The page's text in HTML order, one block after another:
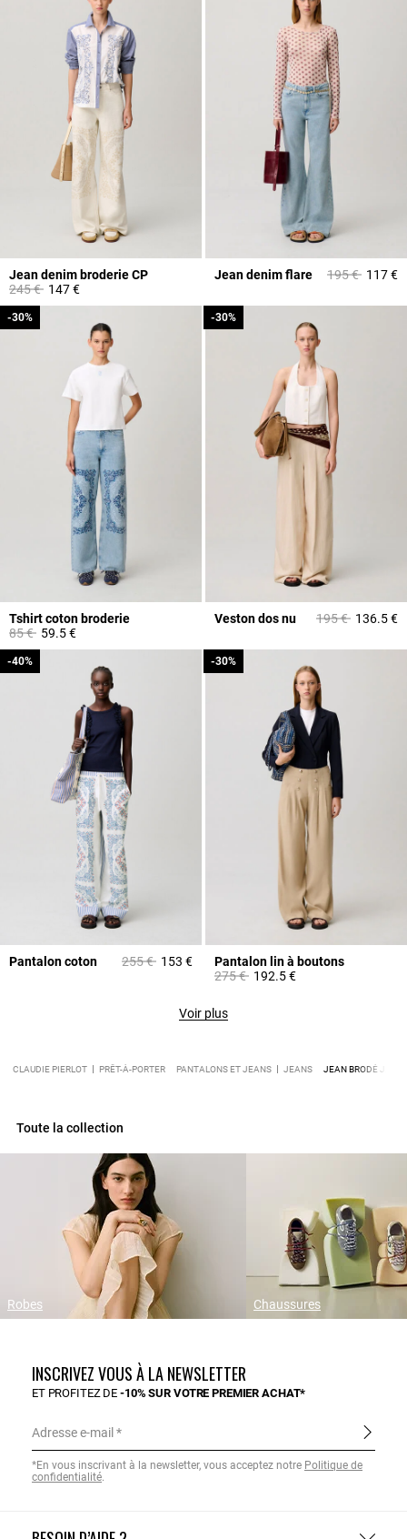
Jean denim broderie CP
Prix réduit à partir de
245 €à147 €
Jean denim flare Prix réduit à
195 €à117 €
Tshirt coton broderie
Prix réduit à partir de
85 €à
-30%
59.5 €
-30%
Veston dos nu Prix réduit à
195 €à
-30%
136.5 €
-30%
Pantalon coton Prix réduit à partir de
255 €à
-40%
153 €
-40%
Pantalon lin à boutons
Prix réduit à partir de
275 €à
-30%
192.5 €
-30%
Voir plus
CLAUDIE PIERLOT PRÊT-À-PORTER PANTALONS ET JEANS JEANS JEAN BRODÉ
Toute la collection
Robes Chaussures
INSCRIVEZ VOUS À LA NEWSLETTER
ET PROFITEZ DE-10% SUR VOTRE PREMIER ACHAT*
Adresse e-mail
*En vous inscrivant à la newsletter, vous acceptez notre Politique de
confidentialité.